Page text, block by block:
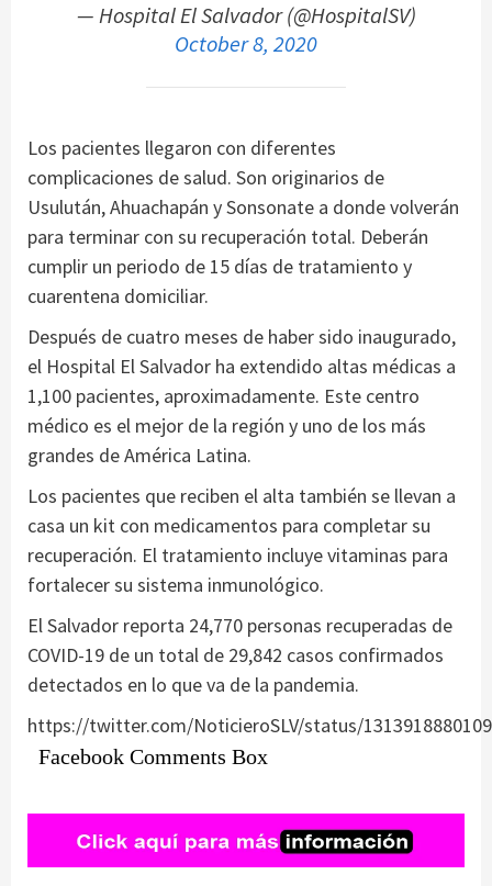
— Hospital El Salvador (@HospitalSV)
October 8, 2020
Los pacientes llegaron con diferentes
complicaciones de salud. Son originarios de
Usulután, Ahuachapán y Sonsonate a donde volverán
para terminar con su recuperación total. Deberán
cumplir un periodo de 15 días de tratamiento y
cuarentena domiciliar.
Después de cuatro meses de haber sido inaugurado,
el Hospital El Salvador ha extendido altas médicas a
1,100 pacientes, aproximadamente. Este centro
médico es el mejor de la región y uno de los más
grandes de América Latina.
Los pacientes que reciben el alta también se llevan a
casa un kit con medicamentos para completar su
recuperación. El tratamiento incluye vitaminas para
fortalecer su sistema inmunológico.
El Salvador reporta 24,770 personas recuperadas de
COVID-19 de un total de 29,842 casos confirmados
detectados en lo que va de la pandemia.
https://twitter.com/NoticieroSLV/status/
Facebook Comments Box